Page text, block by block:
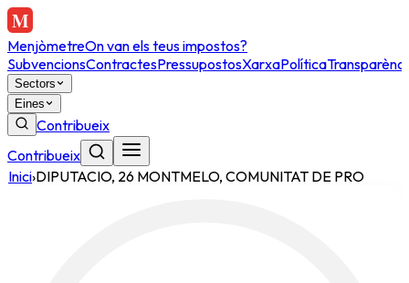
MenjòmetreOn van els teus impostos?
SubvencionsContractesPressupostosXarxaPolítica
Sectors
Eines
Contribueix
Contribueix
Inici›DIPUTACIO, 26 MONTMELO, COMUNITAT DE PRO